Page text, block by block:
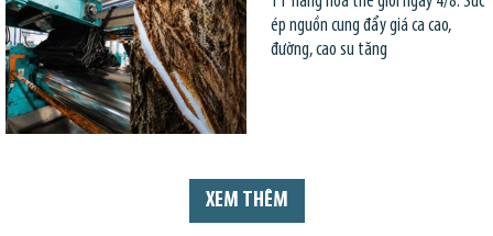
ép nguồn cung đẩy giá ca cao,
đường, cao su tăng
XEM THÊM